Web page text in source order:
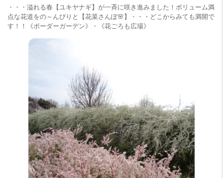
・・・溢れる春【ユキヤナギ】が一斉に咲き進みました！ボリューム満
点な花道をの～んびりと【花菜さんぽ🌸】・・・どこからみても満開で
す！！《ボーダーガーデン》・《花ごろも広場》